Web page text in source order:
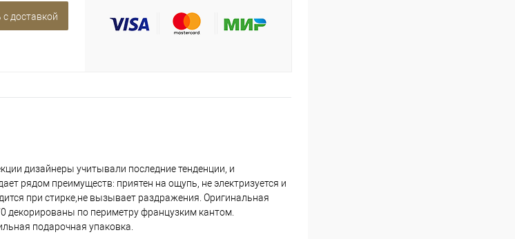
c доставкой
дизайнеры учитывали последние тенденции, и
рядом преимуществ: приятен на ощупь, не электризуется и
при стирке,не вызывает раздражения. Оригинальная
декорированы по периметру французким кантом.
подарочная упаковка.